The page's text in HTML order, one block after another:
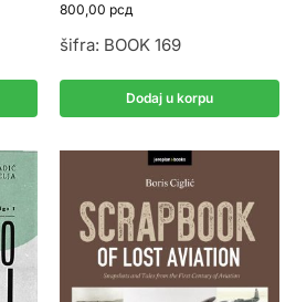
800,00 рсд
šifra: BOOK 169
Dodaj u korpu